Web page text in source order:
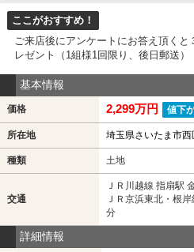
ここがおすすめ！
ご来店後にアンケートにお答え頂く
レゼント（1組様1回限り、後日郵送）
基本情報
価格 2,299万円 値下
所在地 埼玉県さいたま市西
種類 土地
交通
ＪＲ川越線 指扇駅
ＪＲ京浜東北・根
分
詳細情報